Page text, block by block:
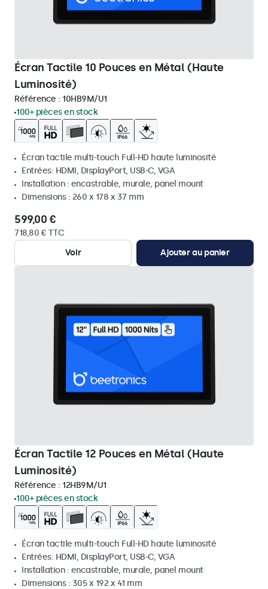
Écran Tactile 10 Pouces en Métal (Haute
Luminosité)
Référence : 10HB9M/U1
100+ pièces en stock
Écran tactile multi-touch Full-HD haute luminosité
Entrées: HDMI, DisplayPort, USB-C, VGA
Installation : encastrable, murale, panel mount
Dimensions : 260 x 178 x 37 mm
599,00 €
718,80 € TTC
Voir
Ajouter au panier
Écran Tactile 12 Pouces en Métal (Haute
Luminosité)
Référence : 12HB9M/U1
100+ pièces en stock
Écran tactile multi-touch Full-HD haute luminosité
Entrées: HDMI, DisplayPort, USB-C, VGA
Installation : encastrable, murale, panel mount
Dimensions : 305 x 192 x 41 mm